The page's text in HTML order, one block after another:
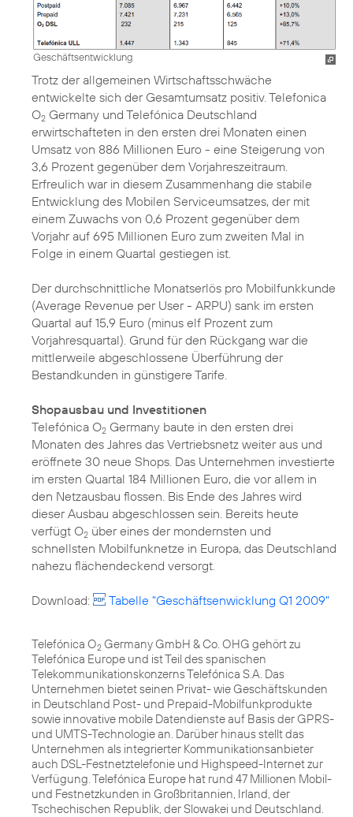
Geschäftsentwicklung
Trotz der allgemeinen Wirtschaftsschwäche
entwickelte sich der Gesamtumsatz positiv. Telefonica
O2 Germany und Telefónica Deutschland
erwirtschafteten in den ersten drei Monaten einen
Umsatz von 886 Millionen Euro - eine Steigerung von
3,6 Prozent gegenüber dem Vorjahreszeitraum.
Erfreulich war in diesem Zusammenhang die stabile
Entwicklung des Mobilen Serviceumsatzes, der mit
einem Zuwachs von 0,6 Prozent gegenüber dem
Vorjahr auf 695 Millionen Euro zum zweiten Mal in
Folge in einem Quartal gestiegen ist.
Der durchschnittliche Monatserlös pro Mobilfunkkunde
(Average Revenue per User - ARPU) sank im ersten
Quartal auf 15,9 Euro (minus elf Prozent zum
Vorjahresquartal). Grund für den Rückgang war die
mittlerweile abgeschlossene Überführung der
Bestandkunden in günstigere Tarife.
Shopausbau und Investitionen
Telefónica O2 Germany baute in den ersten drei
Monaten des Jahres das Vertriebsnetz weiter aus und
eröffnete 30 neue Shops. Das Unternehmen investierte
im ersten Quartal 184 Millionen Euro, die vor allem in
den Netzausbau flossen. Bis Ende des Jahres wird
dieser Ausbau abgeschlossen sein. Bereits heute
verfügt O2 über eines der mondernsten und
schnellsten Mobilfunknetze in Europa, das Deutschland
nahezu flächendeckend versorgt.
Download: Tabelle "Geschäftsenwicklung Q1 2009"
Telefónica O2 Germany GmbH & Co. OHG gehört zu
Telefónica Europe und ist Teil des spanischen
Telekommunikationskonzerns Telefónica S.A. Das
Unternehmen bietet seinen Privat- wie Geschäftskunden
in Deutschland Post- und Prepaid-Mobilfunkprodukte
sowie innovative mobile Datendienste auf Basis der GPRS-
und UMTS-Technologie an. Darüber hinaus stellt das
Unternehmen als integrierter Kommunikationsanbieter
auch DSL-Festnetztelefonie und Highspeed-Internet zur
Verfügung. Telefónica Europe hat rund 47 Millionen Mobil-
und Festnetzkunden in Großbritannien, Irland, der
Tschechischen Republik, der Slowakei und Deutschland.